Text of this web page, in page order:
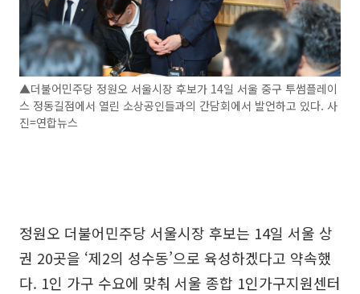
▲더불어민주당 정원오 서울시장 후보가 14일 서울 중구 투썸플레이
스 정동길점에서 열린 소상공인들과의 간담회에서 발언하고 있다. 사
진=연합뉴스
정원오 더불어민주당 서울시장 후보는 14일 서울 상
권 20곳을 ‘제2의 성수동’으로 육성하겠다고 약속했
다. 1인 가구 수요에 맞춰 서울 종합 1인가구지원센터